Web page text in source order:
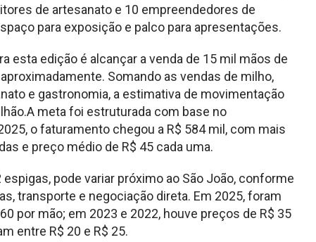
de artesanato e 10 empreendedores de
para exposição e palco para apresentações.
esta edição é alcançar a venda de 15 mil mãos de
Somando as vendas de milho,
e gastronomia, a estimativa de movimentação
meta foi estruturada com base no
o faturamento chegou a R$ 584 mil, com mais
e preço médio de R$ 45 cada uma.
pode variar próximo ao São João, conforme
transporte e negociação direta. Em 2025, foram
por mão; em 2023 e 2022, houve preços de R$ 35
entre R$ 20 e R$ 25.